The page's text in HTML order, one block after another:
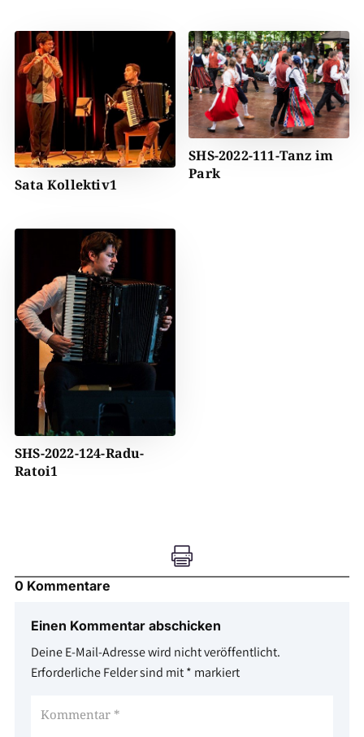
Sata Kollektiv1
SHS-2022-111-Tanz im
Park
SHS-2022-124-Radu-
Ratoi1

0 Kommentare
Einen Kommentar abschicken
Deine E-Mail-Adresse wird nicht veröffentlicht.
Erforderliche Felder sind mit* markiert